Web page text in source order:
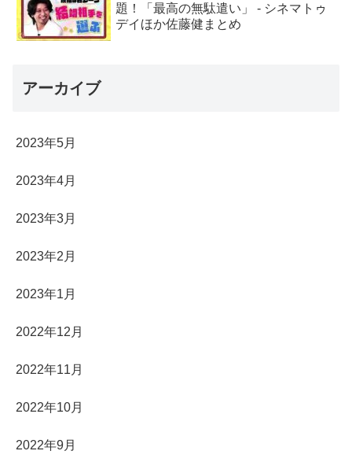
題！「最高の無駄遣い」 - シネマトゥ
デイほか佐藤健まとめ
アーカイブ
2023年5月
2023年4月
2023年3月
2023年2月
2023年1月
2022年12月
2022年11月
2022年10月
2022年9月